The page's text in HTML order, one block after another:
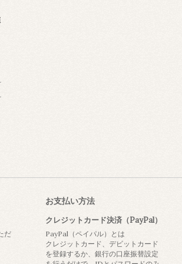
だ
お支払い方法
クレジットカード決済（PayPal）
PayPal（ペイパル）とは
クレジットカード、デビットカード
を登録するか、銀行の口座振替設定